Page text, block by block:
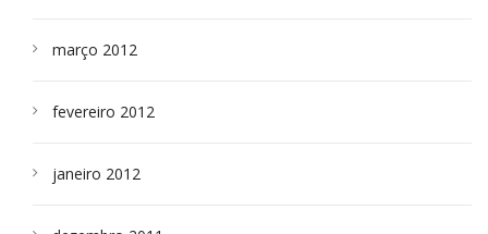
março 2012
fevereiro 2012
janeiro 2012